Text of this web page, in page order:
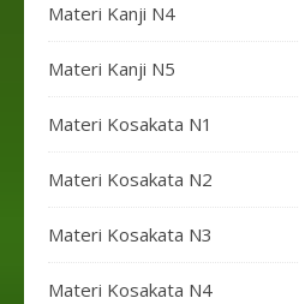
Materi Kanji N4
Materi Kanji N5
Materi Kosakata N1
Materi Kosakata N2
Materi Kosakata N3
Materi Kosakata N4